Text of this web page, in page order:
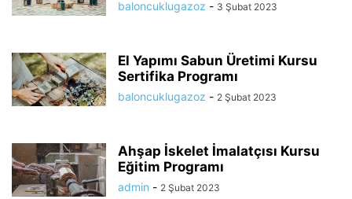
baloncuklugazoz - 3 Şubat 2023
El Yapımı Sabun Üretimi Kursu
Sertifika Programı
baloncuklugazoz - 2 Şubat 2023
Ahşap İskelet İmalatçısı Kursu
Eğitim Programı
admin - 2 Şubat 2023